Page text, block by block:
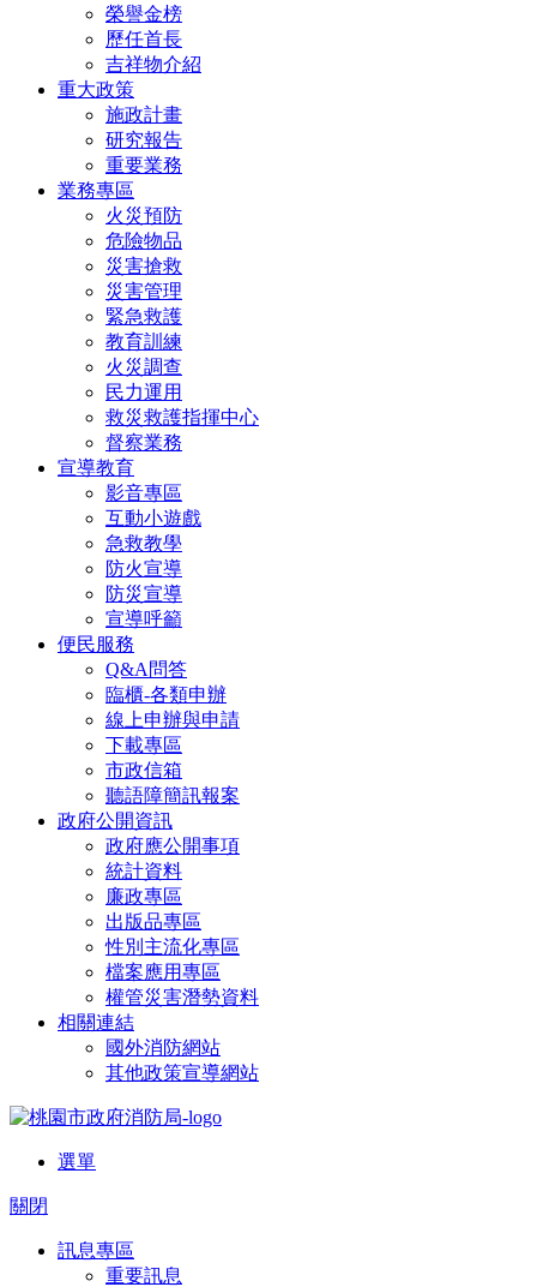
榮譽金榜
歷任首長
吉祥物介紹
重大政策
施政計畫
研究報告
重要業務
業務專區
火災預防
危險物品
災害搶救
災害管理
緊急救護
教育訓練
火災調查
民力運用
救災救護指揮中心
督察業務
宣導教育
影音專區
互動小遊戲
急救教學
防火宣導
防災宣導
宣導呼籲
便民服務
Q&A問答
臨櫃-各類申辦
線上申辦與申請
下載專區
市政信箱
聽語障簡訊報案
政府公開資訊
政府應公開事項
統計資料
廉政專區
出版品專區
性別主流化專區
檔案應用專區
權管災害潛勢資料
相關連結
國外消防網站
其他政策宣導網站
選單
關閉
訊息專區
重要訊息